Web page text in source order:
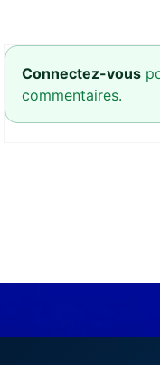
Connectez-vous
commentaires.